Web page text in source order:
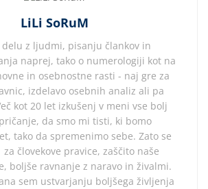
LiLi SoRuM
delu z ljudmi, pisanju člankov in
naprej, tako o numerologiji kot na
in osebnostne rasti - naj gre za
izdelavo osebnih analiz ali pa
kot 20 let izkušenj v meni vse bolj
da smo mi tisti, ki bomo
tako da spremenimo sebe. Zato se
človekove pravice, zaščito naše
boljše ravnanje z naravo in živalmi.
sem ustvarjanju boljšega življenja